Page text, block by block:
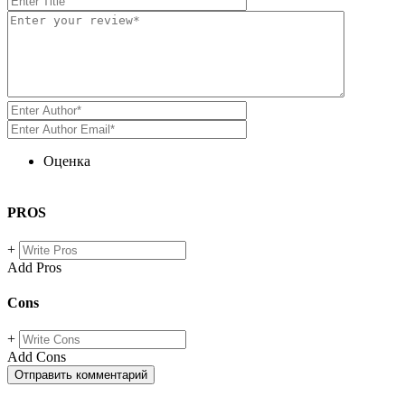
Оценка
PROS
+
Add Pros
Cons
+
Add Cons